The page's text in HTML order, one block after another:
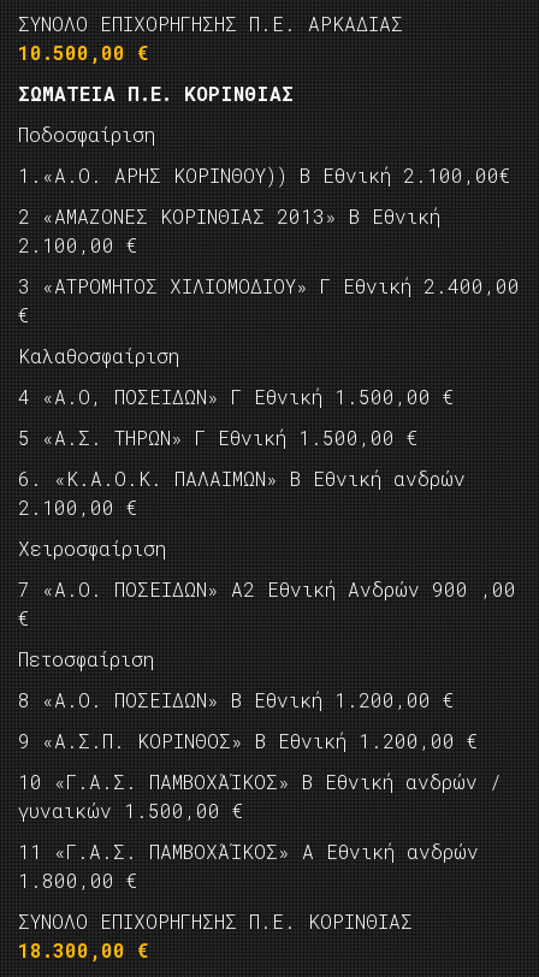
ΣΥΝΟΛΟ ΕΠΙΧΟΡΗΓΗΣΗΣ Π.Ε. ΑΡΚΑΔΙΑΣ
10.500,00 €
ΣΩΜΑΤΕΙΑ Π.Ε. ΚΟΡΙΝΘΙΑΣ
Ποδοσφαίριση
1.«Α.Ο. ΑΡΗΣ ΚΟΡΙΝΘΟΥ)) Β Εθνική 2.100,00€
2 «ΑΜΑΖΟΝΕΣ ΚΟΡΙΝΘΙΑΣ 2013» Β Εθνική
2.100,00 €
3 «ΑΤΡΟΜΗΤΟΣ ΧΙΛΙΟΜΟΔΙΟΥ» Γ Εθνική 2.400,00
€
Καλαθοσφαίριση
4 «Α.Ο, ΠΟΣΕΙΔΩΝ» Γ Εθνική 1.500,00 €
5 «Α.Σ. ΤΗΡΩΝ» Γ Εθνική 1.500,00 €
6. «Κ.Α.Ο.Κ. ΠΑΛΑΙΜΩΝ» Β Εθνική ανδρών
2.100,00 €
Χειροσφαίριση
7 «Α.Ο. ΠΟΣΕΙΔΩΝ» Α2 Εθνική Ανδρών 900 ,00
€
Πετοσφαίριση
8 «Α.Ο. ΠΟΣΕΙΔΩΝ» Β Εθνική 1.200,00 €
9 «Α.Σ.Π. ΚΟΡΙΝΘΟΣ» Β Εθνική 1.200,00 €
10 «Γ.Α.Σ. ΠΑΜΒΟΧΆΊΚΟΣ» Β Εθνική ανδρών /
γυναικών 1.500,00 €
11 «Γ.Α.Σ. ΠΑΜΒΟΧΆΊΚΟΣ» Α Εθνική ανδρών
1.800,00 €
ΣΥΝΟΛΟ ΕΠΙΧΟΡΗΓΗΣΗΣ Π.Ε. ΚΟΡΙΝΘΙΑΣ
18.300,00 €